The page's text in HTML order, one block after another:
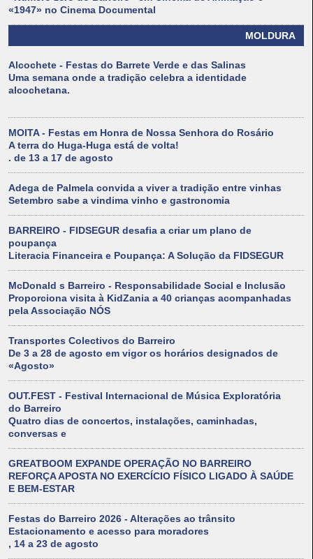
«1947» no Cinema Documental
MOLDURA
Alcochete - Festas do Barrete Verde e das Salinas
Uma semana onde a tradição celebra a identidade
alcochetana.
MOITA - Festas em Honra de Nossa Senhora do Rosário
A terra do Huga-Huga está de volta!
. de 13 a 17 de agosto
Adega de Palmela convida a viver a tradição entre vinhas
Setembro sabe a vindima vinho e gastronomia
BARREIRO - FIDSEGUR desafia a criar um plano de
poupança
Literacia Financeira e Poupança: A Solução da FIDSEGUR
McDonald s Barreiro - Responsabilidade Social e Inclusão
Proporciona visita à KidZania a 40 crianças acompanhadas
pela Associação NÓS
Transportes Colectivos do Barreiro
De 3 a 28 de agosto em vigor os horários designados de
«Agosto»
OUT.FEST - Festival Internacional de Música Exploratória
do Barreiro
Quatro dias de concertos, instalações, caminhadas,
conversas e
GREATBOOM EXPANDE OPERAÇÃO NO BARREIRO
REFORÇA APOSTA NO EXERCÍCIO FÍSICO LIGADO À SAÚDE
E BEM-ESTAR
Festas do Barreiro 2026 - Alterações ao trânsito
Estacionamento e acesso para moradores
, 14 a 23 de agosto